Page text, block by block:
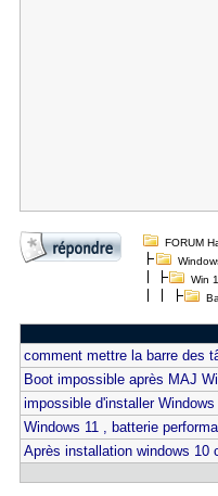
FORUM
Win
comment mettre la barre des
Boot impossible après MAJ
impossible d'installer
Windows 11 , batterie
Après installation windows 10